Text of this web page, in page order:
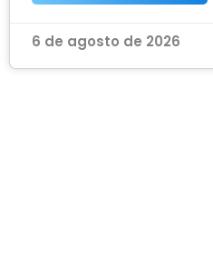
6 de agosto de 2026